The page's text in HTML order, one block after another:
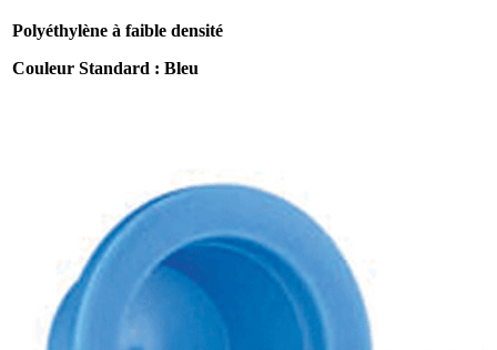
Polyéthylène à faible densité
Couleur Standard : Bleu